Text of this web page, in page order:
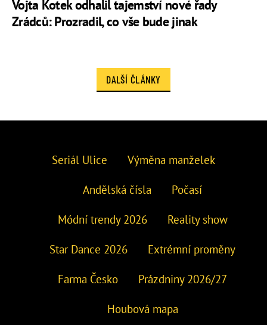
Vojta Kotek odhalil tajemství nové řady
Zrádců: Prozradil, co vše bude jinak
DALŠÍ ČLÁNKY
Seriál Ulice Výměna manželek
Andělská čísla Počasí
Módní trendy 2026 Reality show
Star Dance 2026 Extrémní proměny
Farma Česko Prázdniny 2026/27
Houbová mapa